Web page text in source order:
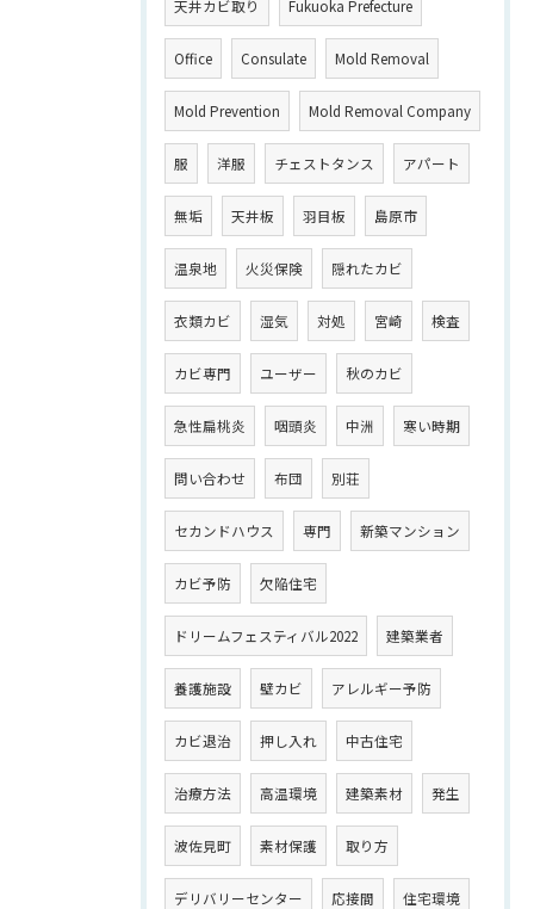
天井カビ取り Fukuoka Prefecture
Office Consulate Mold Removal
Mold Prevention Mold Removal Company
服 洋服 チェストタンス アパート
無垢 天井板 羽目板 島原市
温泉地 火災保険 隠れたカビ
衣類カビ 湿気 対処 宮崎 検査
カビ専門 ユーザー 秋のカビ
急性扁桃炎 咽頭炎 中洲 寒い時期
問い合わせ 布団 別荘
セカンドハウス 専門 新築マンション
カビ予防 欠陥住宅
ドリームフェスティバル2022 建築業者
養護施設 壁カビ アレルギー予防
カビ退治 押し入れ 中古住宅
治療方法 高温環境 建築素材 発生
波佐見町 素材保護 取り方
デリバリーセンター 応接間 住宅環境